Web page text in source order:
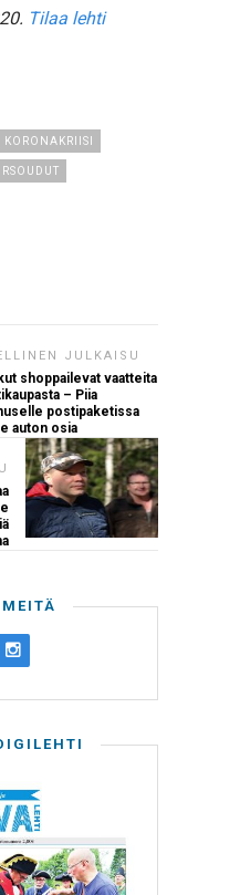
Tilaa lehti
KORONAKRIISI
JULKAISU
shoppailevat vaatteita
– Piia
postipaketissa
auton osia